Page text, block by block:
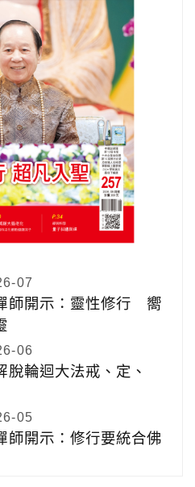
07
師開示：靈性修行 嚮
06
脫輪迴大法戒、定、
05
師開示：修行要統合佛